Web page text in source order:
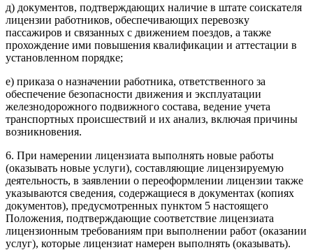
д) документов, подтверждающих наличие в штате соискателя
лицензии работников, обеспечивающих перевозку
пассажиров и связанных с движением поездов, а также
прохождение ими повышения квалификации и аттестации в
установленном порядке;
е) приказа о назначении работника, ответственного за
обеспечение безопасности движения и эксплуатации
железнодорожного подвижного состава, ведение учета
транспортных происшествий и их анализ, включая причины
возникновения.
6. При намерении лицензиата выполнять новые работы
(оказывать новые услуги), составляющие лицензируемую
деятельность, в заявлении о переоформлении лицензии также
указываются сведения, содержащиеся в документах (копиях
документов), предусмотренных пунктом 5 настоящего
Положения, подтверждающие соответствие лицензиата
лицензионным требованиям при выполнении работ (оказании
услуг), которые лицензиат намерен выполнять (оказывать).